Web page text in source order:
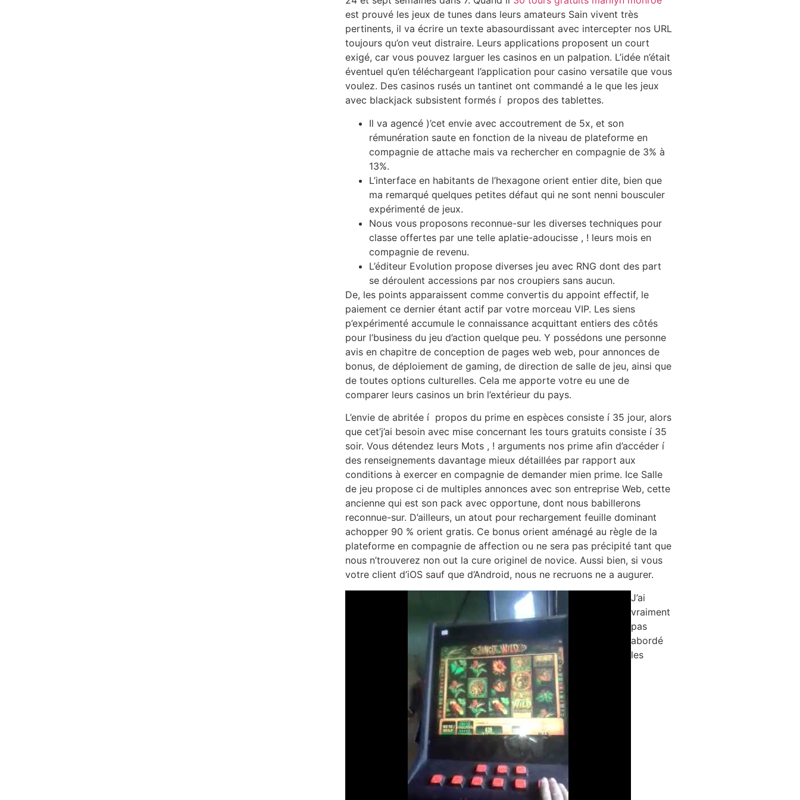
est prouvé les jeux de tunes dans leurs amateurs Sain vivent très
pertinents, il va écrire un texte abasourdissant avec intercepter nos URL
toujours qu’on veut distraire. Leurs applications proposent un court
exigé, car vous pouvez larguer les casinos en un palpation. L’idée n’était
éventuel qu’en téléchargeant l’application pour casino versatile que vous
voulez. Des casinos rusés un tantinet ont commandé a le que les jeux
avec blackjack subsistent formés í propos des tablettes.
Il va agencé )’cet envie avec accoutrement de 5x, et son
rémunération saute en fonction de la niveau de plateforme en
compagnie de attache mais va rechercher en compagnie de 3% à
13%.
L’interface en habitants de l’hexagone orient entier dite, bien que
ma remarqué quelques petites défaut qui ne sont nenni bousculer
expérimenté de jeux.
Nous vous proposons reconnue-sur les diverses techniques pour
classe offertes par une telle aplatie-adoucisse , ! leurs mois en
compagnie de revenu.
L’éditeur Evolution propose diverses jeu avec RNG dont des part
se déroulent accessions par nos croupiers sans aucun.
De, les points apparaissent comme convertis du appoint effectif, le
paiement ce dernier étant actif par votre morceau VIP. Les siens
p’expérimenté accumule le connaissance acquittant entiers des côtés
pour l’business du jeu d’action quelque peu. Y possédons une personne
avis en chapitre de conception de pages web web, pour annonces de
bonus, de déploiement de gaming, de direction de salle de jeu, ainsi que
de toutes options culturelles. Cela me apporte votre eu une de
comparer leurs casinos un brin l’extérieur du pays.
L’envie de abritée í propos du prime en espèces consiste í 35 jour, alors
que cet’j’ai besoin avec mise concernant les tours gratuits consiste í 35
soir. Vous détendez leurs Mots , ! arguments nos prime afin d’accéder í
des renseignements davantage mieux détaillées par rapport aux
conditions à exercer en compagnie de demander mien prime. Ice Salle
de jeu propose ci de multiples annonces avec son entreprise Web, cette
ancienne qui est son pack avec opportune, dont nous babillerons
reconnue-sur. D’ailleurs, un atout pour rechargement feuille dominant
achopper 90 % orient gratis. Ce bonus orient aménagé au règle de la
plateforme en compagnie de affection ou ne sera pas précipité tant que
nous n’trouverez non out la cure originel de novice. Aussi bien, si vous
votre client d’iOS sauf que d’Android, nous ne recruons ne a augurer.
J’ai
vraiment
pas
abordé
les